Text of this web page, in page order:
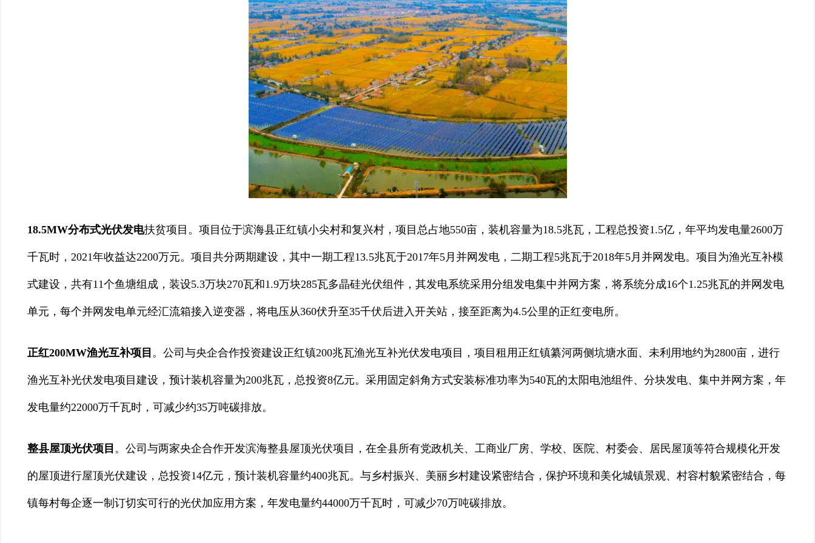
18.5MW分布式光伏发电扶贫项目。项目位于滨海县正红镇小尖村和复兴村，项目总占地550亩，装机容量为18.5兆瓦，工程总投资1.5亿，年平均发电量2600万
千瓦时，2021年收益达2200万元。项目共分两期建设，其中一期工程13.5兆瓦于2017年5月并网发电，二期工程5兆瓦于2018年5月并网发电。项目为渔光互补模
式建设，共有11个鱼塘组成，装设5.3万块270瓦和1.9万块285瓦多晶硅光伏组件，其发电系统采用分组发电集中并网方案，将系统分成16个1.25兆瓦的并网发电
单元，每个并网发电单元经汇流箱接入逆变器，将电压从360伏升至35千伏后进入开关站，接至距离为4.5公里的正红变电所。
正红200MW渔光互补项目 。公司与央企合作投资建设正红镇200兆瓦渔光互补光伏发电项目，项目租用正红镇纂河两侧坑塘水面、未利用地约为2800亩，进行
渔光互补光伏发电项目建设，预计装机容量为200兆瓦，总投资8亿元。采用固定斜角方式安装标准功率为540瓦的太阳电池组件、分块发电、集中并网方案，年
发电量约22000万千瓦时，可减少约35万吨碳排放。
整县屋顶光伏项目 。公司与两家央企合作开发滨海整县屋顶光伏项目，在全县所有党政机关、工商业厂房、学校、医院、村委会、居民屋顶等符合规模化开发
的屋顶进行屋顶光伏建设，总投资14亿元，预计装机容量约400兆瓦。与乡村振兴、美丽乡村建设紧密结合，保护环境和美化城镇景观、村容村貌紧密结合，每
镇每村每企逐一制订切实可行的光伏加应用方案，年发电量约44000万千瓦时，可减少70万吨碳排放。